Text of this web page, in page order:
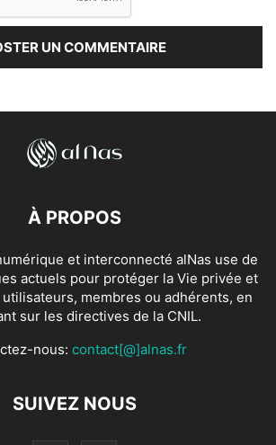
À PROPOS
et interconnecté alNas use de
actuels pour protéger la Vie privée et
membres ou adhérents, en
sur les directives de la CNIL.
nous: contact[@]alnas.fr
SUIVEZ NOUS